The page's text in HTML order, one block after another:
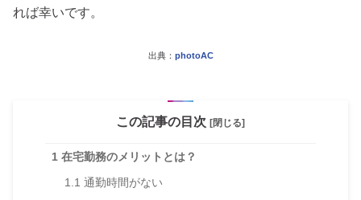
れば幸いです。
出典： photoAC
この記事の目次 [閉じる]
1 在宅勤務のメリットとは？
1.1 通勤時間がない